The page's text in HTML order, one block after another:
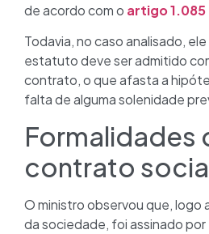
de acordo com o artigo
Todavia, no caso analisado,
estatuto deve ser admitido
contrato, o que afasta a
falta de alguma solenidade
Formalidades
contrato
O ministro observou que, logo
da sociedade, foi assinado